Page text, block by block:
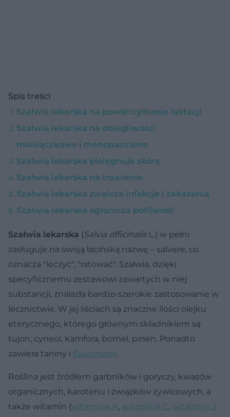
Spis treści
Szałwia lekarska na powstrzymanie laktacji
Szałwia lekarska na dolegliwości
miesiączkowe i menopauzalne
Szałwia lekarska pielęgnuje skórę
Szałwia lekarska na trawienie
Szałwia lekarska zwalcza infekcje i zakażenia
Szałwia lekarska ogranicza potliwość
Szałwia lekarska (Salvia officinalisL.) w pełni
zasługuje na swoją łacińską nazwę – salvere, co
oznacza "leczyć", "ratować". Szałwia, dzięki
specyficznemu zestawowi zawartych w niej
substancji, znalazła bardzo szerokie zastosowanie w
lecznictwie. W jej liściach są znaczne ilości olejku
eterycznego, którego głównym składnikiem są
tujon, cyneol, kamfora, bornel, pinen. Ponadto
zawiera taniny i flawonoidy.
Roślina jest źródłem garbników i goryczy, kwasów
organicznych, karotenu i związków żywicowych, a
także witamin (witamina A, witamina C, witaminy z